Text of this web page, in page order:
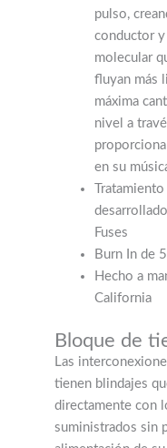
pulso,
conductor y
molecular
fluyan más
máxima
nivel a
en su
Fuses
Burn In de
Hecho a
California
Bloque de
Las
tienen blindajes
directamente con
suministrados sin